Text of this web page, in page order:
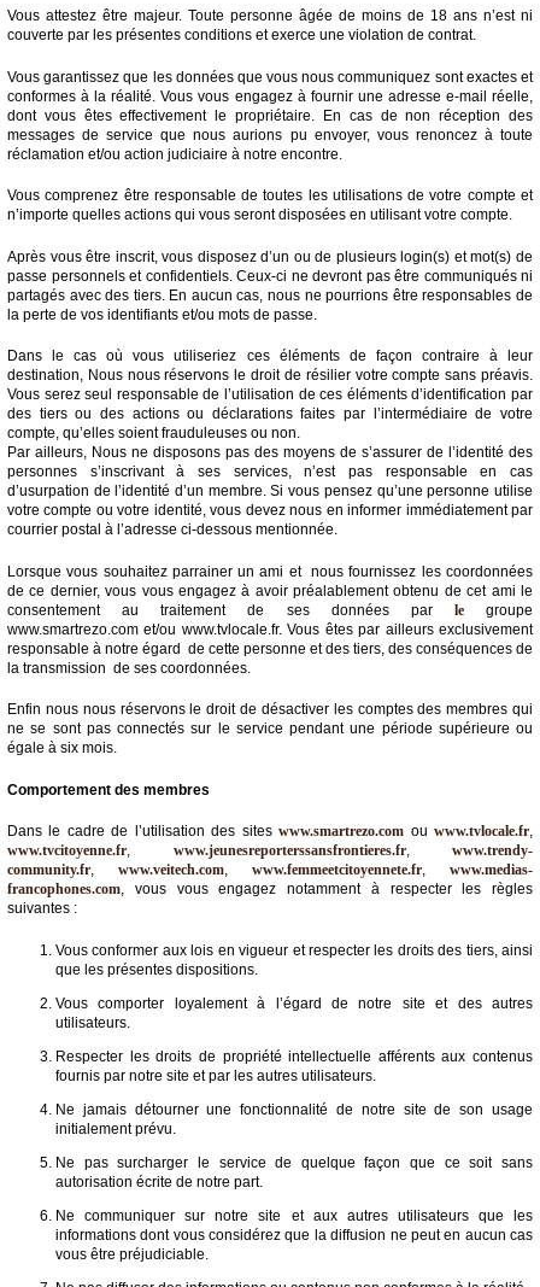
Vous attestez être majeur. Toute personne âgée de moins de 18 ans n’est ni
couverte par les présentes conditions et exerce une violation de contrat.
Vous garantissez que les données que vous nous communiquez sont exactes et
conformes à la réalité. Vous vous engagez à fournir une adresse e-mail réelle,
dont vous êtes effectivement le propriétaire. En cas de non réception des
messages de service que nous aurions pu envoyer, vous renoncez à toute
réclamation et/ou action judiciaire à notre encontre.
Vous comprenez être responsable de toutes les utilisations de votre compte et
n’importe quelles actions qui vous seront disposées en utilisant votre compte.
Après vous être inscrit, vous disposez d’un ou de plusieurs login(s) et mot(s) de
passe personnels et confidentiels. Ceux-ci ne devront pas être communiqués ni
partagés avec des tiers. En aucun cas, nous ne pourrions être responsables de
la perte de vos identifiants et/ou mots de passe.
Dans le cas où vous utiliseriez ces éléments de façon contraire à leur
destination, Nous nous réservons le droit de résilier votre compte sans préavis.
Vous serez seul responsable de l’utilisation de ces éléments d’identification par
des tiers ou des actions ou déclarations faites par l’intermédiaire de votre
compte, qu’elles soient frauduleuses ou non.
Par ailleurs, Nous ne disposons pas des moyens de s’assurer de l’identité des
personnes s’inscrivant à ses services, n’est pas responsable en cas
d’usurpation de l’identité d’un membre. Si vous pensez qu’une personne utilise
votre compte ou votre identité, vous devez nous en informer immédiatement par
courrier postal à l’adresse ci-dessous mentionnée.
Lorsque vous souhaitez parrainer un ami et nous fournissez les coordonnées
de ce dernier, vous vous engagez à avoir préalablement obtenu de cet ami le
consentement au traitement de ses données par legroupe
www.smartrezo.com et/ou www.tvlocale.fr. Vous êtes par ailleurs exclusivement
responsable à notre égard de cette personne et des tiers, des conséquences de
la transmission de ses coordonnées.
Enfin nous nous réservons le droit de désactiver les comptes des membres qui
ne se sont pas connectés sur le service pendant une période supérieure ou
égale à six mois.
Comportement des membres
Dans le cadre de l’utilisation des siteswww.smartrezo.com ouwww.tvlocale.fr,
www.tvcitoyenne.fr, www.jeunesreporterssansfrontieres.fr, www.trendy-
community.fr, www.veitech.com, www.femmeetcitoyennete.fr, www.medias-
francophones.com, vous vous engagez notamment à respecter les règles
suivantes :
Vous conformer aux lois en vigueur et respecter les droits des tiers, ainsi
que les présentes dispositions.
Vous comporter loyalement à l’égard de notre site et des autres
utilisateurs.
Respecter les droits de propriété intellectuelle afférents aux contenus
fournis par notre site et par les autres utilisateurs.
Ne jamais détourner une fonctionnalité de notre site de son usage
initialement prévu.
Ne pas surcharger le service de quelque façon que ce soit sans
autorisation écrite de notre part.
Ne communiquer sur notre site et aux autres utilisateurs que les
informations dont vous considérez que la diffusion ne peut en aucun cas
vous être préjudiciable.